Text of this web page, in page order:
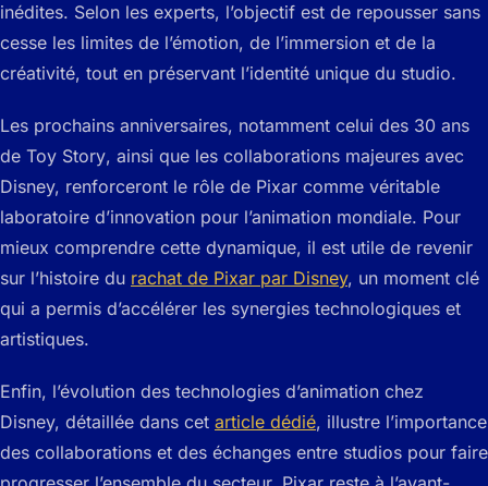
inédites. Selon les experts, l’objectif est de repousser sans
cesse les limites de l’émotion, de l’immersion et de la
créativité, tout en préservant l’identité unique du studio.
Les prochains anniversaires, notamment celui des 30 ans
de Toy Story, ainsi que les collaborations majeures avec
Disney, renforceront le rôle de Pixar comme véritable
laboratoire d’innovation pour l’animation mondiale. Pour
mieux comprendre cette dynamique, il est utile de revenir
sur l’histoire du rachat de Pixar par Disney, un moment clé
qui a permis d’accélérer les synergies technologiques et
artistiques.
Enfin, l’évolution des technologies d’animation chez
Disney, détaillée dans cet article dédié, illustre l’importance
des collaborations et des échanges entre studios pour faire